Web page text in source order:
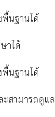
นฐานได้
าได้
พื้นฐานได้
สามารถดูแ